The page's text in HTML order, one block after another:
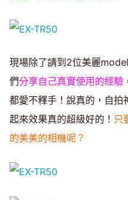
現場除了請到2位美麗
們分享自己真實使用的經驗
都愛不釋手！說真的，自拍
起來效果真的超級好的！ 只
的美美的相機呢？